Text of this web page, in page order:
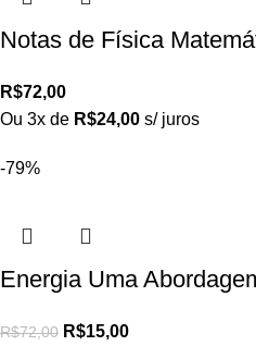
Notas de Física
R$72,00
Ou 3x de R$24,00 s/ juros
-79%
Energia Uma
R$72,00 R$15,00